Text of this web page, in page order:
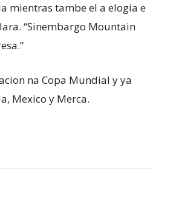
mientras tambe el a elogia e
“Sinembargo Mountain
na Copa Mundial y ya
Mexico y Merca.